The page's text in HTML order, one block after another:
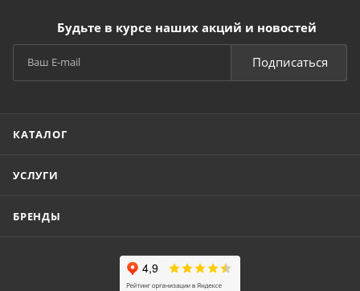
Будьте в курсе наших акций и новостей
Подписаться
КАТАЛОГ
УСЛУГИ
БРЕНДЫ